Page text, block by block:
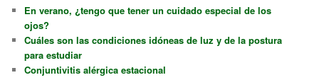
En verano, ¿tengo que tener un cuidado especial de los
ojos?
Cuáles son las condiciones idóneas de luz y de la postura
para estudiar
Conjuntivitis alérgica estacional